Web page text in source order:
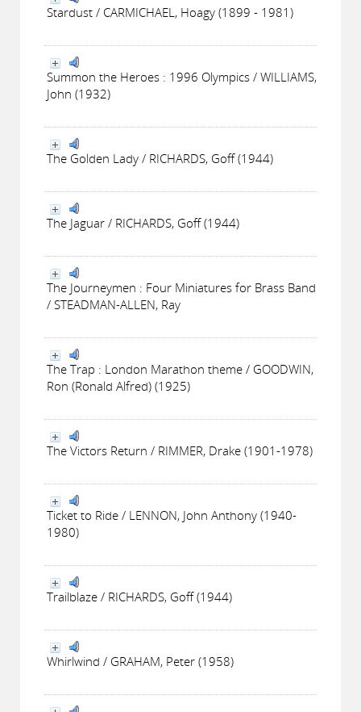
Stardust / CARMICHAEL, Hoagy (1899 - 1981)
Summon the Heroes : 1996 Olympics / WILLIAMS,
John (1932)
The Golden Lady / RICHARDS, Goff (1944)
The Jaguar / RICHARDS, Goff (1944)
The Journeymen : Four Miniatures for Brass Band
/ STEADMAN-ALLEN, Ray
The Trap : London Marathon theme / GOODWIN,
Ron (Ronald Alfred) (1925)
The Victors Return / RIMMER, Drake (1901-1978)
Ticket to Ride / LENNON, John Anthony (1940-
1980)
Trailblaze / RICHARDS, Goff (1944)
Whirlwind / GRAHAM, Peter (1958)